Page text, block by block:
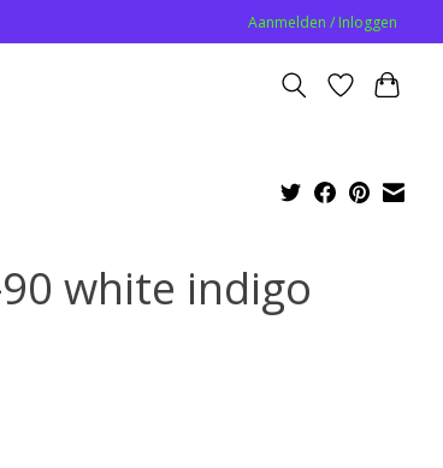
Aanmelden / Inloggen
white indigo